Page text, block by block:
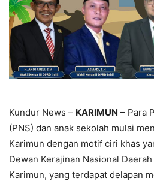
Kundur News – KARIMUN – Para
(PNS) dan anak sekolah mulai
Karimun dengan motif ciri khas
Dewan Kerajinan Nasional
Karimun, yang terdapat delapan